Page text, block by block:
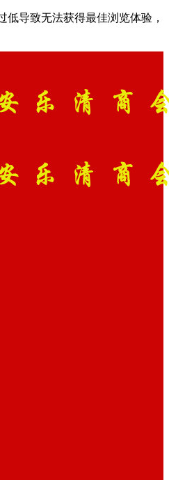
低导致无法获得最佳浏览体验，